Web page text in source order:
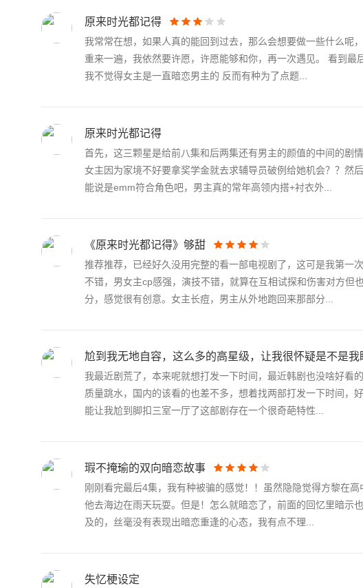
原来时光都记得
我常常在想，如果人真的能回到过去，那么会想要做一些什么呢
重来一遍，我依然要许愿，许愿能够和你，再一次遇见。 看到
我不觉得女主是一直暗恋男主的 反而有种为了点题...
原来时光都记得
首先，这三颗星是给前八集和后两集还有男主的颜值的中间的剧
女主因为家境不好要拿奖学金就去求辅导员破例给她机会？？
能说是emm符合角色吧，男主真的常年高领内搭+衬衣外...
《原来时光都记得》够甜
推荐推荐，已经好久没用完整的看一部电视剧了，这可是我第一
不错，男女主cp感强，演技不错，就算在互相试探和伤害对方但
分，感觉很有创意。女主长痘，男主从外地跑回来那部分...
尬到我无地自容，这么多的高星级，让我很怀疑是不是我
我最近剧荒了，本来呢就想打发一下时间，最近韩剧也没啥好看
质量跳水，国内的该看的也差不多，想着找两部打发一下时间，
能让我尬到脚扣三室一厅了这部剧存在一个很奇葩特性...
瑕不掩瑜的双向暗恋故事
刚刚看完最后4集，我有种被骗的感觉！！虽然隐隐觉得方黎在
他去海边在雨天玩耍。但是！怎么就暗恋了，前面的回忆里暗示
及的，丝毫没有表现出暗恋重逢的心态，我有点不理...
失忆梗设定